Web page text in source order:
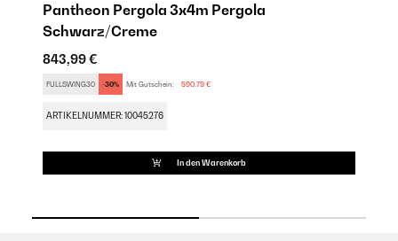
Pantheon Pergola 3x4m Pergola
Schwarz/Creme
843,99 €
FULLSWING30 -30% Mit Gutschein: 590,79 €
ARTIKELNUMMER: 10045276
In den Warenkorb